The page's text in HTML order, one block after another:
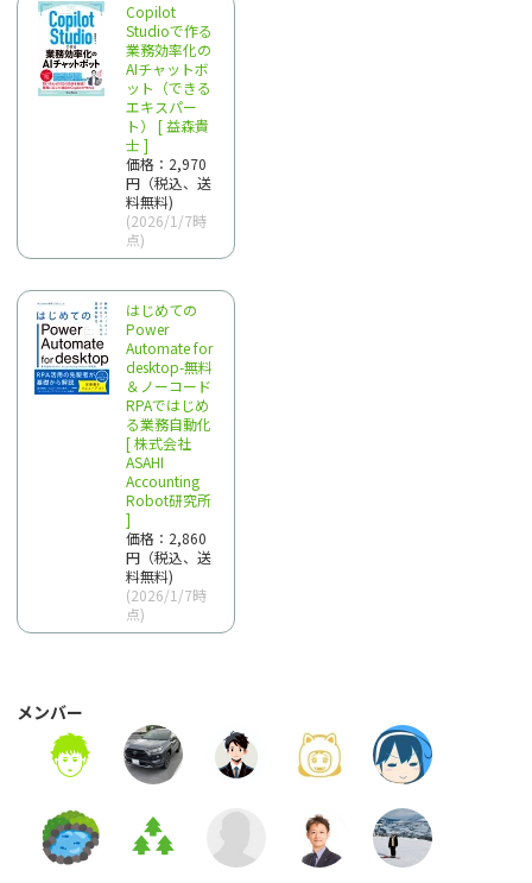
Copilot
Studioで作る
業務効率化の
AIチャットボ
ット（できる
エキスパー
ト） [ 益森貴
士 ]
価格：2,970
円（税込、送
料無料)
(2026/1/7時
点)
はじめての
Power
Automate for
desktop-無料
＆ノーコード
RPAではじめ
る業務自動化
[ 株式会社
ASAHI
Accounting
Robot研究所
]
価格：2,860
円（税込、送
料無料)
(2026/1/7時
点)
メンバー